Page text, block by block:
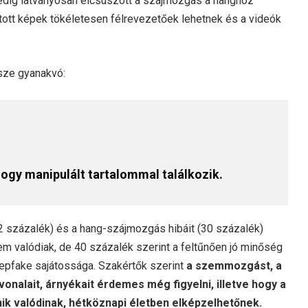
képek tökéletesen félrevezetőek lehetnek és a videók
gyanakvó:
manipulált tartalommal találkozik.
és a hang-szájmozgás hibáit (30 százalék)
valódiak, de 40 százalék szerint a feltűnően jó minőség
sajátossága. Szakértők szerint a szemmozgást, a
árnyékait érdemes még figyelni, illetve hogy a
valódinak, hétköznapi életben elképzelhetőnek.